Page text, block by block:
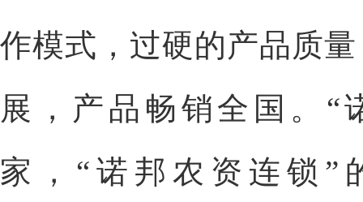
作模式，过硬的产品质
展，产品畅销全国。“
家，“诺邦农资连锁”